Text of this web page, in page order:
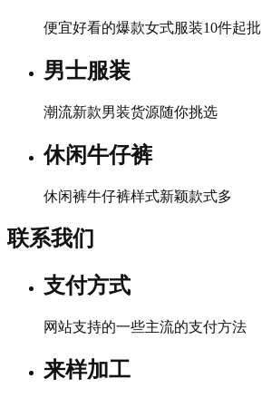
便宜好看的爆款女式服装10件起批
男士服装
潮流新款男装货源随你挑选
休闲牛仔裤
休闲裤牛仔裤样式新颖款式多
联系我们
支付方式
网站支持的一些主流的支付方法
来样加工